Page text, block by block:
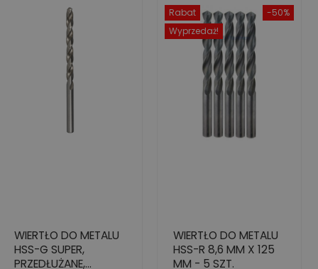
WIERTŁO DO METALU
HSS-G SUPER,
PRZEDŁUŻANE,
-50%
Rabat
Wyprzedaż!
WIERTŁO DO METALU
HSS-R 8,6 MM X 125
MM - 5 SZT.